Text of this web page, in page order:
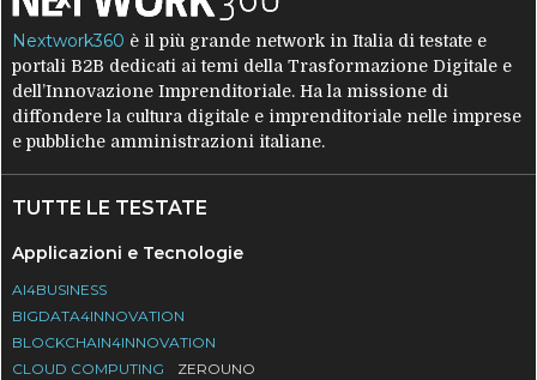
Nextwork360 è il più grande network in Italia di testate e
portali B2B dedicati ai temi della Trasformazione Digitale e
dell’Innovazione Imprenditoriale. Ha la missione di
diffondere la cultura digitale e imprenditoriale nelle imprese
e pubbliche amministrazioni italiane.
TUTTE LE TESTATE
Applicazioni e Tecnologie
AI4BUSINESS
BIGDATA4INNOVATION
BLOCKCHAIN4INNOVATION
CLOUD COMPUTING
ZEROUNO